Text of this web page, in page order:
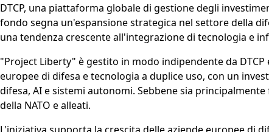
DTCP, una piattaforma globale di gestione degli
fondo segna un'espansione strategica nel settore della
una tendenza crescente all'integrazione di tecnologia e
"Project Liberty" è gestito in modo indipendente da
europee di difesa e tecnologia a duplice uso, con un
difesa, AI e sistemi autonomi. Sebbene sia
della NATO e alleati.